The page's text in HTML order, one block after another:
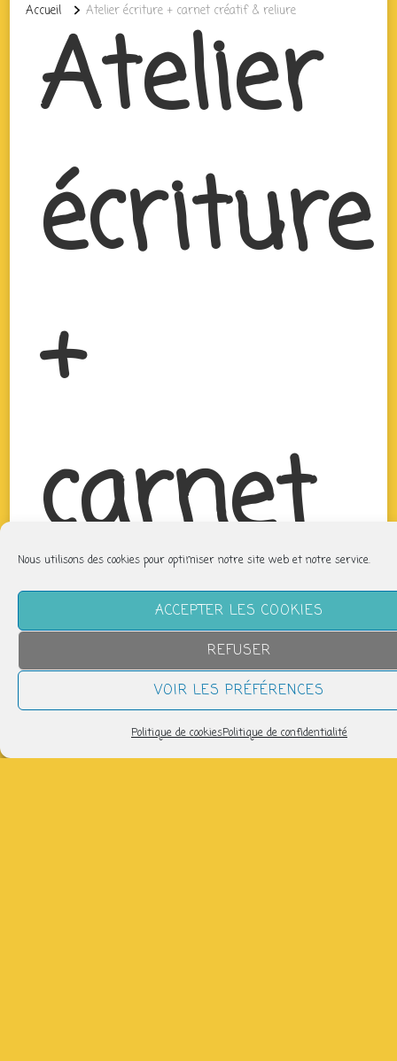
Nous utilisons des cookies pour optimiser notre site web et notre service.
ACCEPTER LES COOKIES
REFUSER
VOIR LES PRÉFÉRENCES
Politique de cookiesPolitique de confidentialité
Accueil Atelier écriture + carnet créatif & reliure
Atelier
écriture
+
carnet
créatif
&